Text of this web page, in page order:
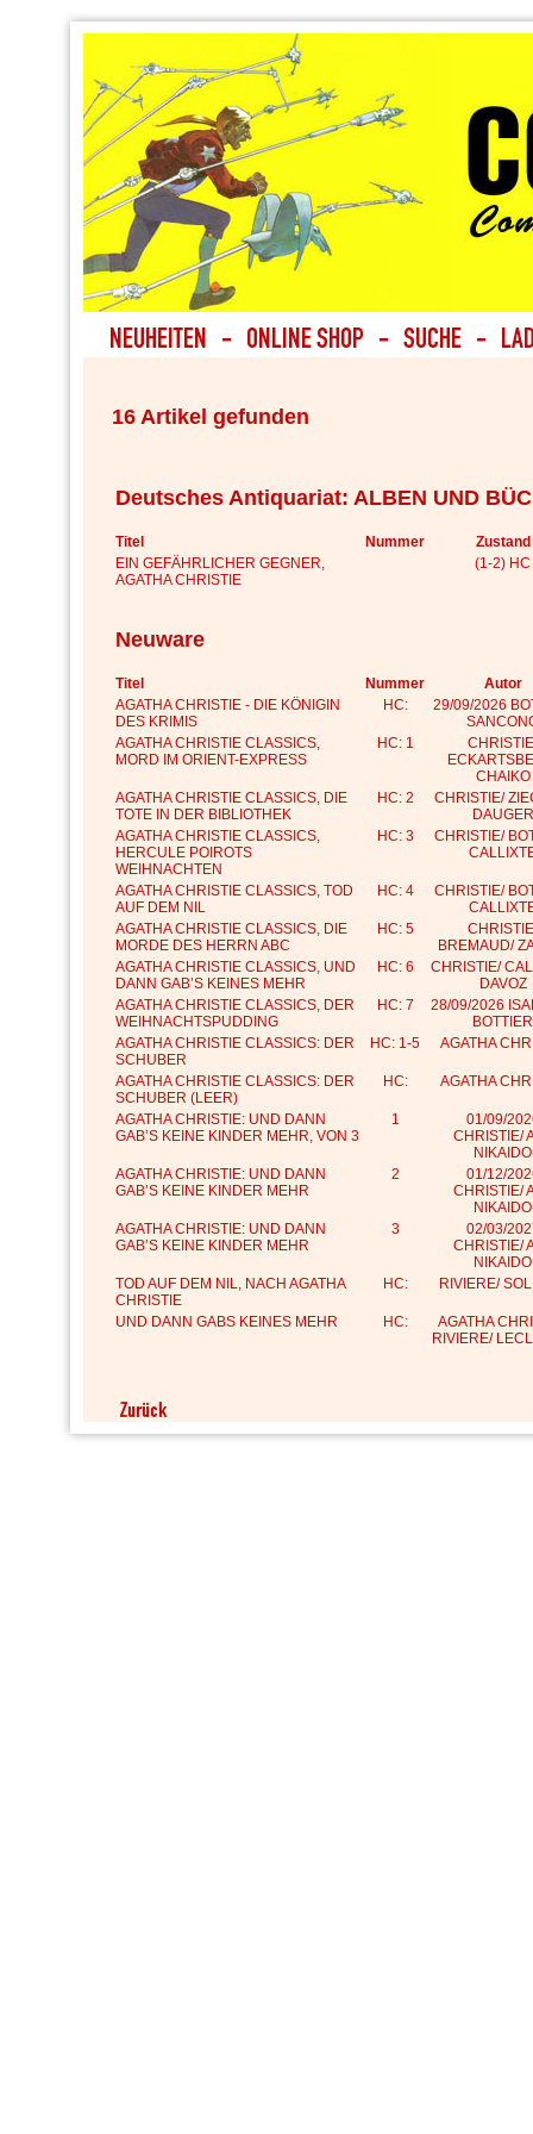
16 Artikel gefunden
Deutsches Antiquariat: ALBEN UND
Titel Nummer
Zustand
EIN GEFÄHRLICHER GEGNER,
AGATHA CHRISTIE
(1-2) HC
Neuware
Titel Nummer
Autor
AGATHA CHRISTIE - DIE KÖNIGIN
DES KRIMIS
HC:
29/09/2026
AGATHA CHRISTIE CLASSICS,
MORD IM ORIENT-EXPRESS
HC: 1
CHAIKO
AGATHA CHRISTIE CLASSICS, DIE
TOTE IN DER BIBLIOTHEK
HC: 2
CHRISTIE/
DAUGER
AGATHA CHRISTIE CLASSICS,
HERCULE POIROTS
WEIHNACHTEN
HC: 3
CHRISTIE/
AGATHA CHRISTIE CLASSICS, TOD
AUF DEM NIL
HC: 4
CHRISTIE/
AGATHA CHRISTIE CLASSICS, DIE
MORDE DES HERRN ABC
HC: 5
BREMAUD/
AGATHA CHRISTIE CLASSICS, UND
DANN GAB’S KEINES MEHR
HC: 6
CHRISTIE/
DAVOZ
AGATHA CHRISTIE CLASSICS, DER
WEIHNACHTSPUDDING
HC: 7
28/09/2026
BOTTIER
AGATHA CHRISTIE CLASSICS: DER
SCHUBER
HC: 1-5 AGATHA
AGATHA CHRISTIE CLASSICS: DER
SCHUBER (LEER)
HC: AGATHA
AGATHA CHRISTIE: UND DANN
GAB’S KEINE KINDER MEHR, VON 3
1
01/09/
CHRISTIE/
NIKAIDO
AGATHA CHRISTIE: UND DANN
GAB’S KEINE KINDER MEHR
2
01/12/
CHRISTIE/
NIKAIDO
AGATHA CHRISTIE: UND DANN
GAB’S KEINE KINDER MEHR
3
02/03/
CHRISTIE/
NIKAIDO
TOD AUF DEM NIL, NACH AGATHA
CHRISTIE
HC: RIVIERE/
UND DANN GABS KEINES MEHR HC:
AGATHA
RIVIERE/